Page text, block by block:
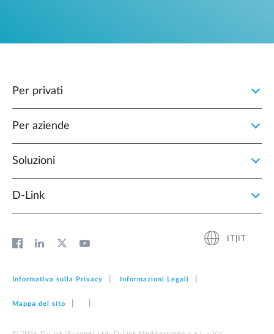
Per privati
Per aziende
Soluzioni
D‑Link
Informativa sulla Privacy Informazioni Legali
Mappa del sito